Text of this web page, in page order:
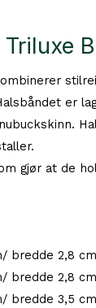
er
gjør at de
bredde 2,8 cm
bredde 2,8 cm
bredde 3,5 cm